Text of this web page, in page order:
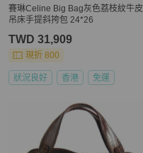
賽琳Celine Big Bag灰色荔枝紋牛皮
吊床手提斜挎包 24*26
TWD 31,909
現折 800
狀況良好 香港 免運